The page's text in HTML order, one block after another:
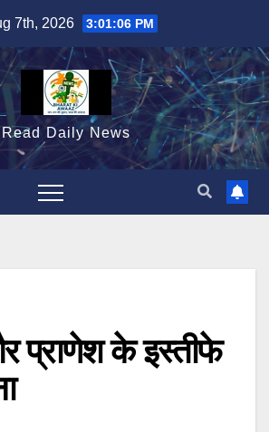
7th, 2026 3:01:07 PM
Read Daily News
प्राणेश के इस्तीफे